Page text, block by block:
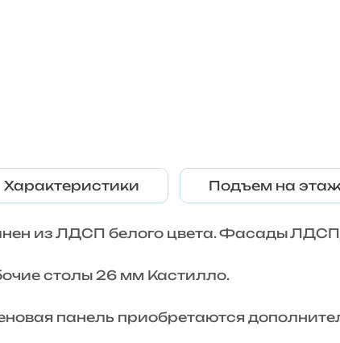
Характеристики Подъем на
из ЛДСП белого цвета. Фасады
столы 26 мм Кастилло.
панель приобретаются